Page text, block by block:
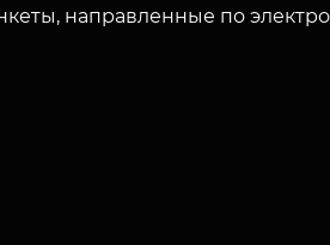
направленные по